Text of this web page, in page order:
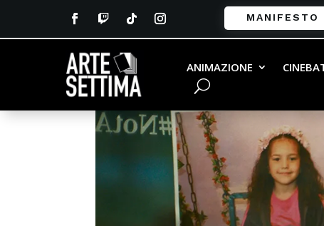
MANIFESTO
ANIMAZIONE